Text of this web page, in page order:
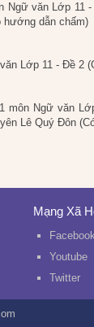
Ngữ văn Lớp 11 -
hướng dẫn chấm)
Lớp 11 - Đề 2
môn Ngữ văn
Lê Quý Đôn
Mạng Xã
Facebook
Youtube
Twitter